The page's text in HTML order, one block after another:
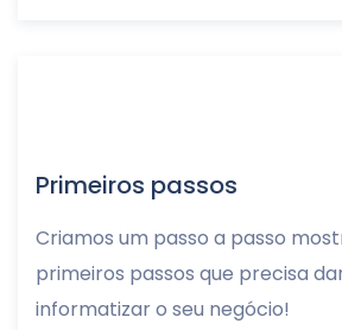
Primeiros passos
Criamos um passo a passo
primeiros passos que precisa
informatizar o seu negócio!